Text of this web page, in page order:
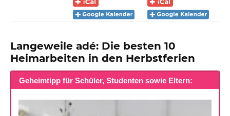
Langeweile adé: Die besten 10
Heimarbeiten in den Herbstferien
Geheimtipp für Schüler, Studenten sowie Eltern: